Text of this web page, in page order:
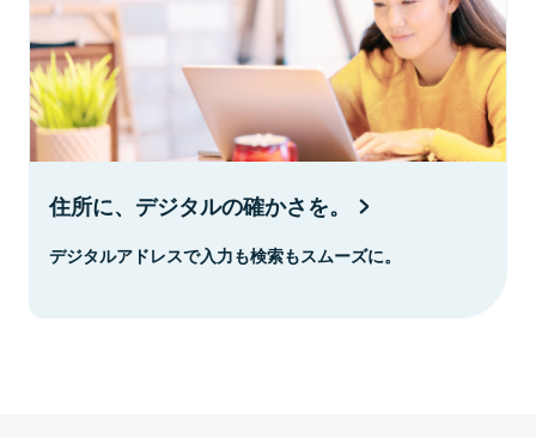
住所に、デジタルの確かさを。
デジタルアドレスで入力も検索もスムーズに。